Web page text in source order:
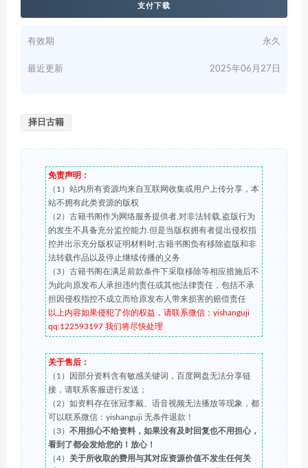
支付下载
有效期 永久
最近更新 2025年06月27日
择日古籍
免责声明：
（1）站内所有资源均来自互联网收集或用户上传分享，本
站不拥有此类资源的版权
（2）古籍书阁作为网络服务提供者,对非法转载,盗版行为
的发生不具备充分监控能力.但是当版权拥有者提出侵权指
控并出示充分版权证明材料时,古籍书阁负有移除盗版和非
法转载作品以及停止继续传播的义务
（3）古籍书阁在满足前款条件下采取移除等相应措施后不
为此向原发布人承担违约责任或其他法律责任，包括不承
担因侵权指控不成立而给原发布人带来损害的赔偿责任
以上内容如果侵犯了你的权益，请联系微信：yishanguji
qq:122593197 我们将尽快处理
关于售后：
（1）因部分资料含有敏感关键词，百度网盘无法分享链
接，请联系客服进行发送；
（2）如资料存在张冠李戴、语音视频无法播放等现象，都
可以联系微信：yishanguji 无条件退款！
（3） 不用担心不给资料，如果没有及时回复也不用担心，
看到了都会发给您的！放心！
（4） 关于所收取的费用与其对应资源价值不发生任何关